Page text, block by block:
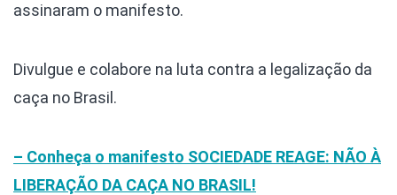
assinaram o manifesto.
Divulgue e colabore na luta contra a legalização da
caça no Brasil.
– Conheça o manifesto SOCIEDADE REAGE: NÃO À
LIBERAÇÃO DA CAÇA NO BRASIL!